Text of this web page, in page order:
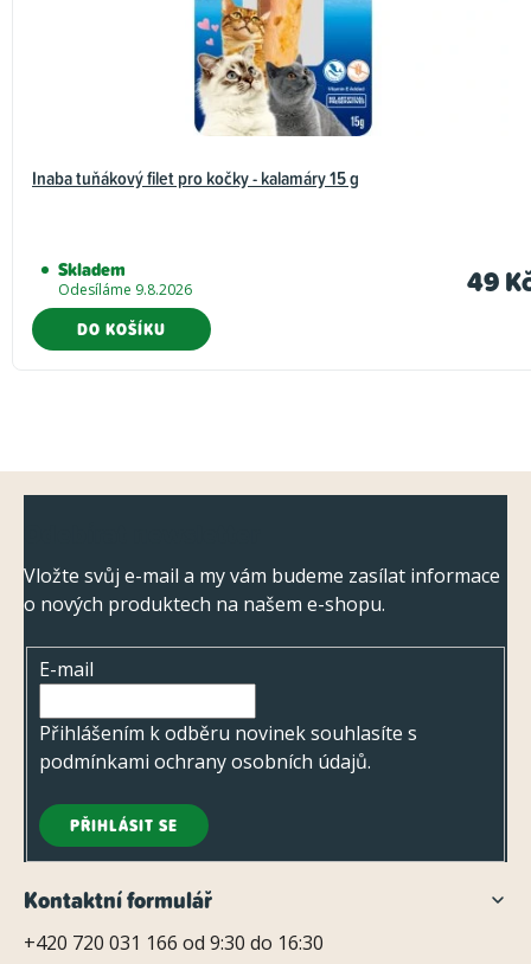
Inaba tuňákový filet pro kočky - kalamáry 15 g
Skladem
Odesíláme 9.8.2026 49
DO KOŠÍKU
Vložte svůj e-mail a my vám budeme zasílat informace
o nových produktech na našem e-shopu.
E-mail
Přihlášením k odběru novinek souhlasíte s
podmínkami ochrany osobních údajů.
PŘIHLÁSIT SE
Kontaktní formulář
+420 720 031 166 od 9:30 do 16:30